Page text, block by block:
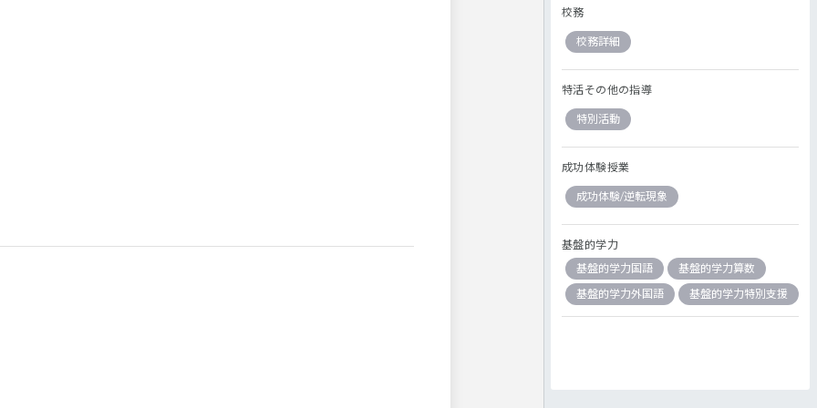
校務
校務詳細
特活その他の指導
特別活動
成功体験授業
成功体験/逆転現象
基盤的学力
基盤的学力国語
基盤的学力算数
基盤的学力外国語
基盤的学力特別支援